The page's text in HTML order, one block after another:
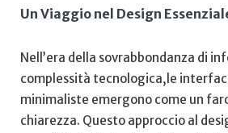
Un⁢ Viaggio nel Design
Nell’era della sovrabbondanza di
complessità tecnologica,le
minimaliste emergono come​ un
chiarezza. Questo approccio al